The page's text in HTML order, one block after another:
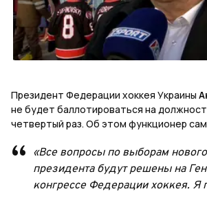
Президент Федерации хоккея Украины
не будет баллотироваться на
четвертый раз. Об этом функционер
«Все вопросы по выборам нового
президента будут решены на
конгрессе Федерации хоккея. Я